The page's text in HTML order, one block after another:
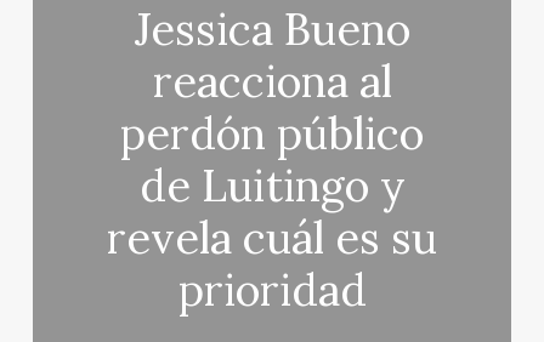
Jessica Bueno
reacciona al
perdón público
de Luitingo y
revela cuál es su
prioridad